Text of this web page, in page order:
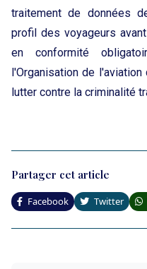
traitement de données
profil des voyageurs
en conformité
l'Organisation de
lutter contre la criminalité
Partager cet article
Facebook Twitter